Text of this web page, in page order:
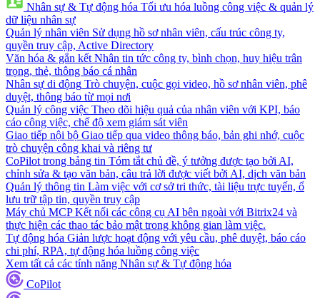
Nhân sự & Tự động hóa Tối ưu hóa luồng công việc & quản lý
dữ liệu nhân sự
Quản lý nhân viên Sử dụng hồ sơ nhân viên, cấu trúc công ty,
quyền truy cập, Active Directory
Văn hóa & gắn kết Nhận tin tức công ty, bình chọn, huy hiệu trân
trọng, thẻ, thông báo cá nhân
Nhân sự di động Trò chuyện, cuộc gọi video, hồ sơ nhân viên, phê
duyệt, thông báo từ mọi nơi
Quản lý công việc Theo dõi hiệu quả của nhân viên với KPI, báo
cáo công việc, chế độ xem giám sát viên
Giao tiếp nội bộ Giao tiếp qua video thông báo, bản ghi nhớ, cuộc
trò chuyện công khai và riêng tư
CoPilot trong bảng tin Tóm tắt chủ đề, ý tưởng được tạo bởi AI,
chỉnh sửa & tạo văn bản, câu trả lời được viết bởi AI, dịch văn bản
Quản lý thông tin Làm việc với cơ sở tri thức, tài liệu trực tuyến, ổ
lưu trữ tập tin, quyền truy cập
Máy chủ MCP Kết nối các công cụ AI bên ngoài với Bitrix24 và
thực hiện các thao tác bảo mật trong không gian làm việc.
Tự động hóa Giản lược hoạt động với yêu cầu, phê duyệt, báo cáo
chi phí, RPA, tự động hóa luồng công việc
Xem tất cả các tính năng Nhân sự & Tự động hóa
CoPilot